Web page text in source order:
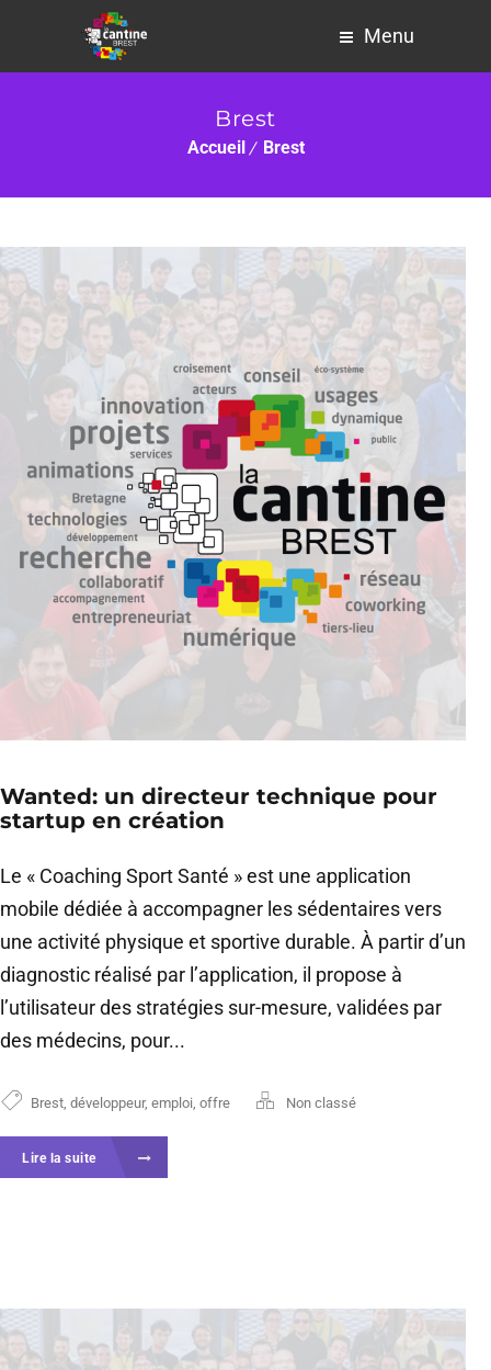
Menu
Brest
Accueil Brest
Wanted: un directeur technique pour
startup en création
Le « Coaching Sport Santé » est une application
mobile dédiée à accompagner les sédentaires vers
une activité physique et sportive durable. À partir d’un
diagnostic réalisé par l’application, il propose à
l’utilisateur des stratégies sur-mesure, validées par
des médecins, pour...
Brest développeur, emploi offre Non classé
Lire la suite